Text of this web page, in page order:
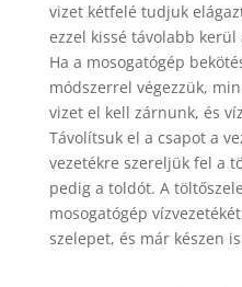
vizet kétfelé tudjuk
ezzel kissé távolabb kerül
Ha a mosogatógép
módszerrel végezzük,
vizet el kell zárnunk, és
Távolítsuk el a csapot a
vezetékre szereljük fel a
pedig a toldót. A
mosogatógép
szelepet, és már készen